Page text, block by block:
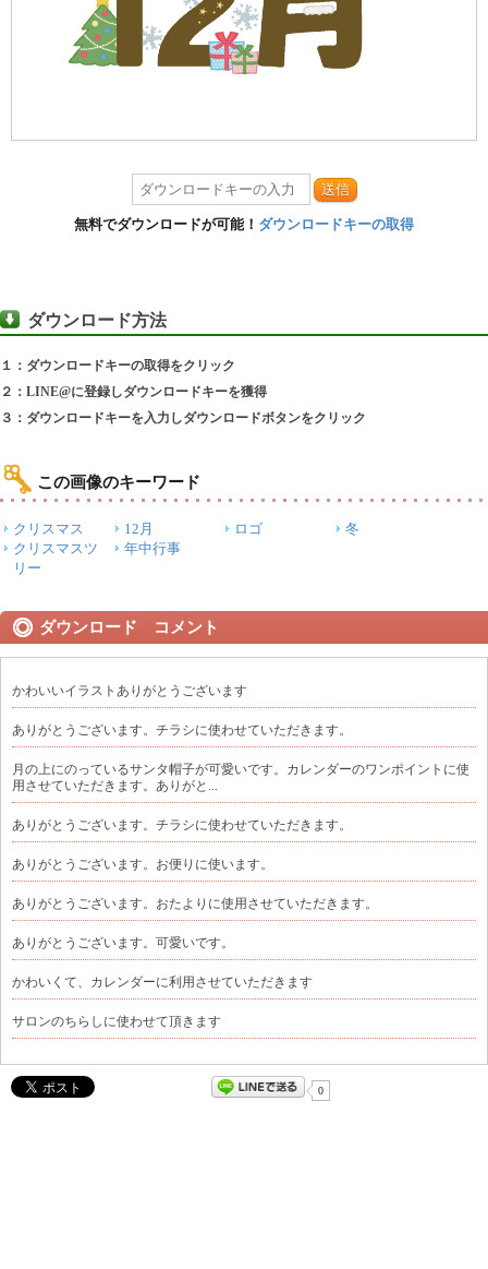
送信
無料でダウンロードが可能！ ダウンロードキーの取得
ダウンロード方法
１：ダウンロードキーの取得をクリック
２：LINE@に登録しダウンロードキーを獲得
３：ダウンロードキーを入力しダウンロードボタンをクリック
この画像のキーワード
クリスマス 12月 ロゴ
冬
クリスマスツ
リー
年中行事
ダウンロード コメント
かわいいイラストありがとうございます
ありがとうございます。チラシに使わせていただきます。
月の上にのっているサンタ帽子が可愛いです。カレンダーのワンポイントに使
用させていただきます。ありがと...
ありがとうございます。チラシに使わせていただきます。
ありがとうございます。お便りに使います。
ありがとうございます。おたよりに使用させていただきます。
ありがとうございます。可愛いです。
かわいくて、カレンダーに利用させていただきます
サロンのちらしに使わせて頂きます
0